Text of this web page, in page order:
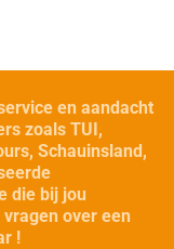
en aandacht
zoals TUI,
Schauinsland,
die bij jou
over een
!